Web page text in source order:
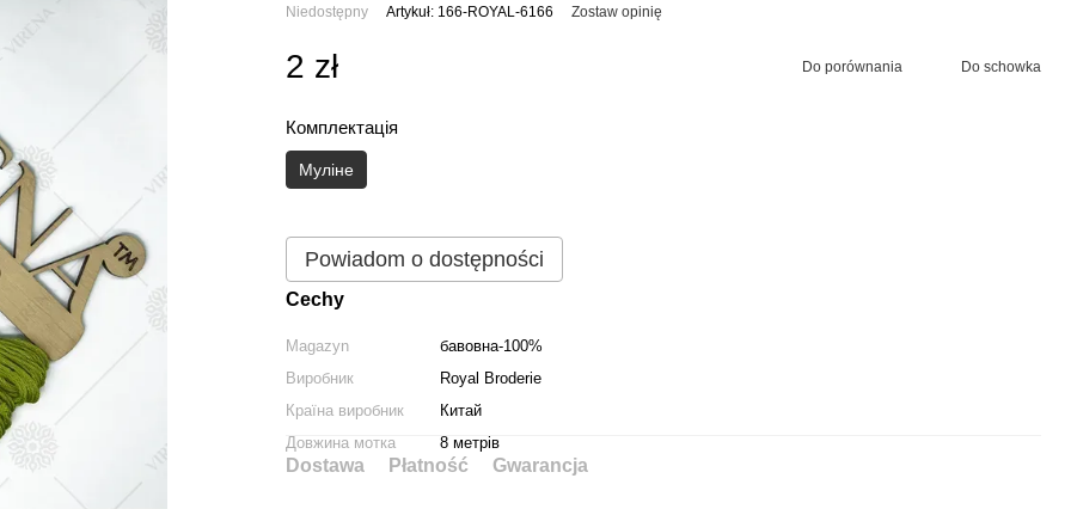
Niedostępny Artykuł: 166-ROYAL-6166 Zostaw opinię
2 zł Do porównania Do schowka
Комплектація
Муліне
Powiadom o dostępności
Cechy
Magazyn
бавовна-100%
Виробник
Royal Broderie
Країна виробник
Китай
Довжина мотка
8 метрів
Dostawa Płatność Gwarancja